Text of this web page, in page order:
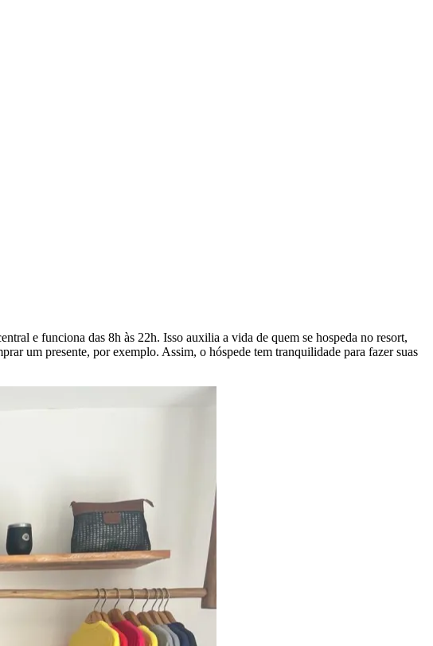
e funciona das 8h às 22h. Isso auxilia a vida de quem se hospeda no resort,
um presente, por exemplo. Assim, o hóspede tem tranquilidade para fazer suas